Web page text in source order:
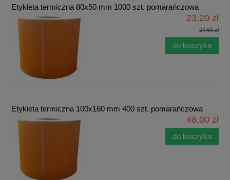
Etykieta termiczna 80x50 mm 1000 szt. pomarańczowa
23,20 zł
24,60 zł
do koszyka
Etykieta termiczna 100x160 mm 400 szt. pomarańczowa
48,00 zł
do koszyka